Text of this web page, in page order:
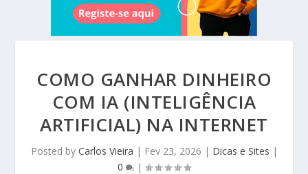
COMO GANHAR DINHEIRO
COM IA (INTELIGÊNCIA
ARTIFICIAL) NA INTERNET
Posted by Carlos Vieira | Fev 23, 2026 | Dicas e Sites |
0
|